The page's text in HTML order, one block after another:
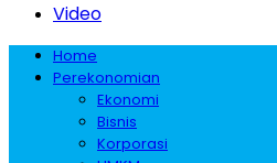
Video
Home
Perekonomian
Ekonomi
Bisnis
Korporasi